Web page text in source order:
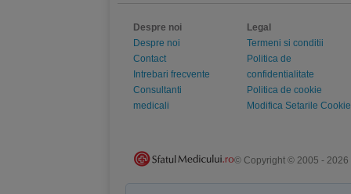
Despre noi
Despre noi
Contact
Intrebari frecvente
Consultanti
medicali
Legal
Termeni si conditii
Politica de
confidentialitate
Politica de cookie
Modifica Setarile Cookie
© Copyright © 2005 - 2026